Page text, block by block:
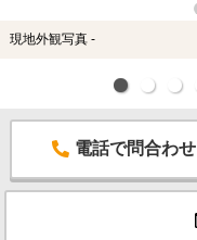
現地外観写真 -
電話で問合わせ